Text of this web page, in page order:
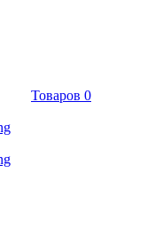
Товаров 0